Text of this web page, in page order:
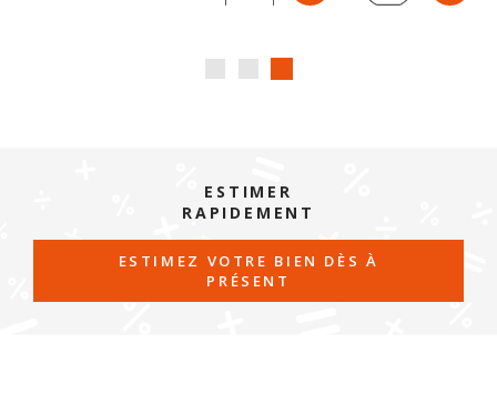
ESTIMER
RAPIDEMENT
ESTIMEZ VOTRE BIEN DÈS À
PRÉSENT